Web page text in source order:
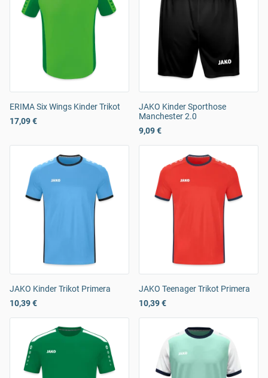
ERIMA Six Wings Kinder Trikot
17,09 €
JAKO Kinder Sporthose
Manchester 2.0
9,09 €
JAKO Kinder Trikot Primera
10,39 €
JAKO Teenager Trikot Primera
10,39 €